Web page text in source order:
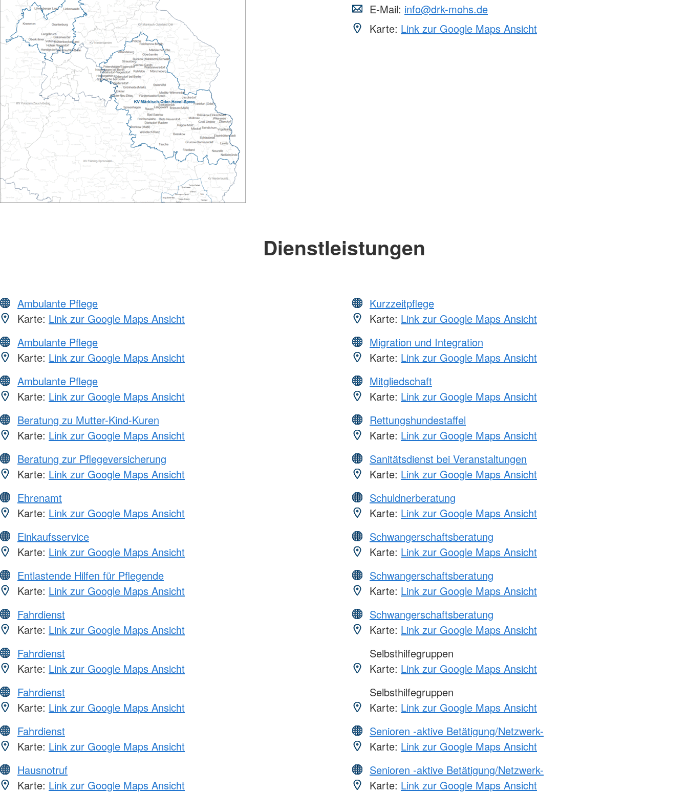
E-Mail: info@drk-mohs.de
Karte: Link zur Google Maps Ansicht
Dienstleistungen
Ambulante Pflege
Karte: Link zur Google Maps Ansicht
Ambulante Pflege
Karte: Link zur Google Maps Ansicht
Ambulante Pflege
Karte: Link zur Google Maps Ansicht
Beratung zu Mutter-Kind-Kuren
Karte: Link zur Google Maps Ansicht
Beratung zur Pflegeversicherung
Karte: Link zur Google Maps Ansicht
Ehrenamt
Karte: Link zur Google Maps Ansicht
Einkaufsservice
Karte: Link zur Google Maps Ansicht
Entlastende Hilfen für Pflegende
Karte: Link zur Google Maps Ansicht
Fahrdienst
Karte: Link zur Google Maps Ansicht
Fahrdienst
Karte: Link zur Google Maps Ansicht
Fahrdienst
Karte: Link zur Google Maps Ansicht
Fahrdienst
Karte: Link zur Google Maps Ansicht
Hausnotruf
Karte: Link zur Google Maps Ansicht
Kurzzeitpflege
Karte: Link zur Google Maps Ansicht
Migration und Integration
Karte: Link zur Google Maps Ansicht
Mitgliedschaft
Karte: Link zur Google Maps Ansicht
Rettungshundestaffel
Karte: Link zur Google Maps Ansicht
Sanitätsdienst bei Veranstaltungen
Karte: Link zur Google Maps Ansicht
Schuldnerberatung
Karte: Link zur Google Maps Ansicht
Schwangerschaftsberatung
Karte: Link zur Google Maps Ansicht
Schwangerschaftsberatung
Karte: Link zur Google Maps Ansicht
Schwangerschaftsberatung
Karte: Link zur Google Maps Ansicht
Selbsthilfegruppen
Karte: Link zur Google Maps Ansicht
Selbsthilfegruppen
Karte: Link zur Google Maps Ansicht
Senioren -aktive Betätigung/Netzwerk-
Karte: Link zur Google Maps Ansicht
Senioren -aktive Betätigung/Netzwerk-
Karte: Link zur Google Maps Ansicht